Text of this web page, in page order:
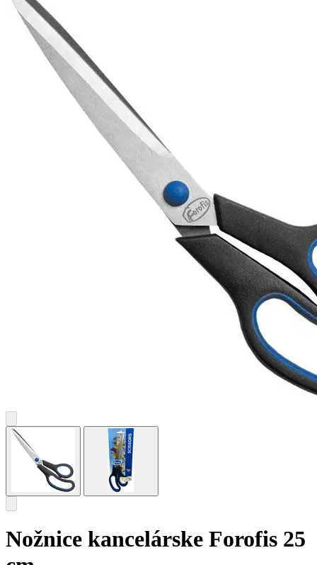
Nožnice kancelárske Forofis 25